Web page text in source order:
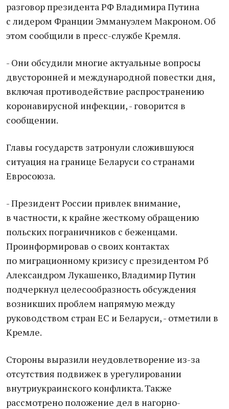
разговор президента РФ Владимира Путина
с лидером Франции Эммануэлем Макроном. Об
этом сообщили в пресс-службе Кремля.
- Они обсудили многие актуальные вопросы
двусторонней и международной повестки дня,
включая противодействие распространению
коронавирусной инфекции, - говорится в
сообщении.
Главы государств затронули сложившуюся
ситуация на границе Беларуси со странами
Евросоюза.
- Президент России привлек внимание,
в частности, к крайне жесткому обращению
польских пограничников с беженцами.
Проинформировав о своих контактах
по миграционному кризису с президентом Рб
Александром Лукашенко, Владимир Путин
подчеркнул целесообразность обсуждения
возникших проблем напрямую между
руководством стран ЕС и Беларуси, - отметили в
Кремле.
Стороны выразили неудовлетворение из-за
отсутствия подвижек в урегулировании
внутриукраинского конфликта. Также
рассмотрено положение дел в нагорно-